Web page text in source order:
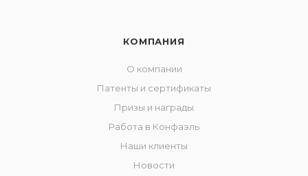
КОМПАНИЯ
О компании
Патенты и сертификаты
Призы и награды
Работа в Конфаэль
Наши клиенты
Новости